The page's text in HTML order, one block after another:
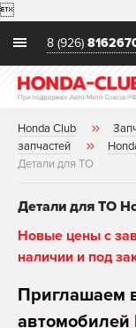

8 (926)
Honda Club
запчастей
Детали для ТО
Детали для ТО
Новые цены с
наличии и под
Приглашаем
автомобилей